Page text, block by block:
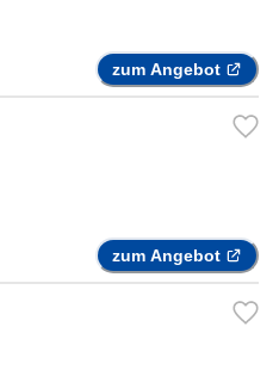
zum Angebot
zum Angebot